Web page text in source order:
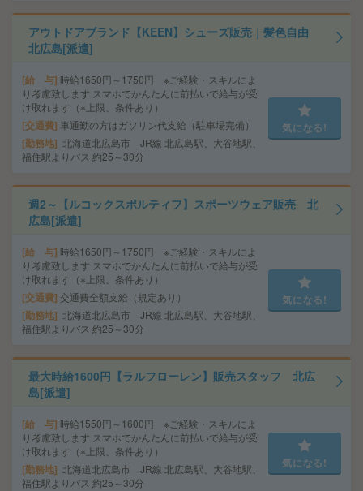
アウトドアブランド【KEEN】シューズ販売｜髪色自由
北広島[派遣]
給 与 時給1650円～1750円 ※ご経験・スキルによ
り考慮致します スマホでかんたんに前払いで給与が受
け取れます（※上限、条件あり）
交通費 車通勤の方はガソリン代支給（駐車場完備）
勤務地
北海道北広島市 JR線 北広島駅、大谷地駅、
福住駅よりバス 約25～30分
気になる!
週2～【ルコックスポルティフ】スポーツウェア販売 北
広島[派遣]
給 与 時給1650円～1750円 ※ご経験・スキルによ
り考慮致します スマホでかんたんに前払いで給与が受
け取れます（※上限、条件あり）
交通費 交通費全額支給（規定あり）
勤務地
北海道北広島市 JR線 北広島駅、大谷地駅、
福住駅よりバス 約25～30分
気になる!
最大時給1600円【ラルフローレン】販売スタッフ 北広
島[派遣]
給 与 時給1550円～1600円 ※ご経験・スキルによ
り考慮致します スマホでかんたんに前払いで給与が受
け取れます（※上限、条件あり）
勤務地
北海道北広島市 JR線 北広島駅、大谷地駅、
福住駅よりバス 約25～30分
気になる!